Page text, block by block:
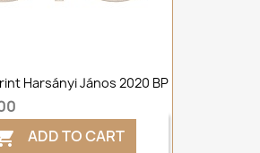
Harsányi János 2020 BP
ADD TO CART